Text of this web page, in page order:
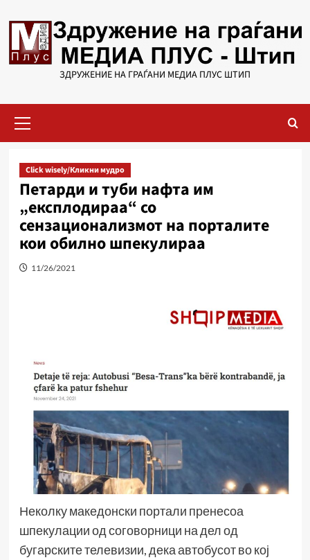
to
content
ЗДРУЖЕНИЕ НА ГРАЃАНИ МЕДИА ПЛУС ШТИП
Menu
Click wisely/Кликни мудро
Петарди и туби нафта им
„експлодираа“ со
сензационализмот на порталите
кои обилно шпекулираа
11/26/2021
Неколку македонски портали пренесоа
шпекулации од соговорници на дел од
бугарските телевизии, дека автобусот во кој